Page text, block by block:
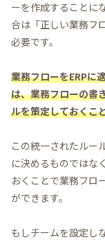
ーを作成することに
合は「正しい業務フ
必要です。
業務フローをERPに
は、業務フローの書
ルを策定しておくこ
この統一されたルー
に決めるものではな
おくことで業務フロ
ができます。
もしチームを設定し